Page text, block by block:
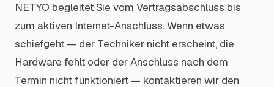
NETYO begleitet Sie vom Vertragsabschluss bis
zum aktiven Internet-Anschluss. Wenn etwas
schiefgeht — der Techniker nicht erscheint, die
Hardware fehlt oder der Anschluss nach dem
Termin nicht funktioniert — kontaktieren wir den